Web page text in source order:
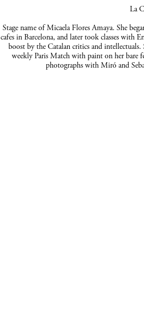
La
Stage name of Micaela Flores Amaya. She
cafes in Barcelona, and later took classes with
boost by the Catalan critics and
weekly Paris Match with paint on her bare
photographs with Miró and